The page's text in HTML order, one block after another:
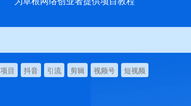
项目 抖音 引流 剪辑 视频号 短视频